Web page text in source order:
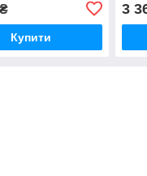
Купити
3